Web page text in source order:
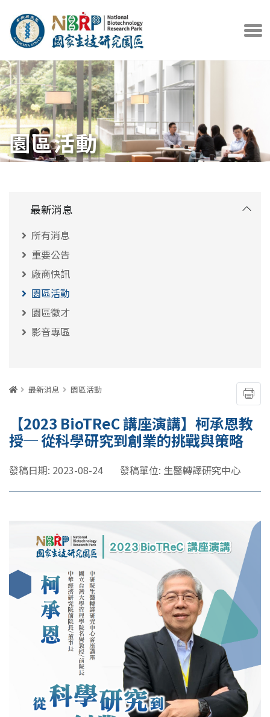
中央研究院官方網站 打開選
園區活動
最新消息
所有消息
重要公告
廠商快訊
園區活動
園區徵才
影音專區
首頁 最新消息 園區活動 友善
【2023 BioTReC 講座演講】柯承恩教
授─ 從科學研究到創業的挑戰與策略
發稿日期: 2023-08-24 發稿單位: 生醫轉譯研究中心